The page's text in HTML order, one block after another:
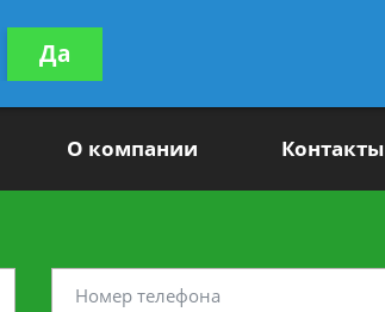
консультацию
бесплатно
О компании Контакты
Да